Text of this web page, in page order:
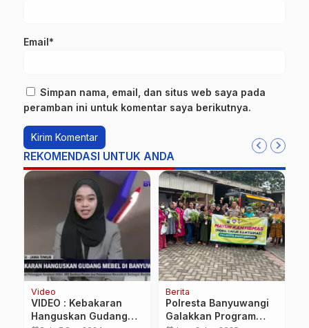
Email*
Simpan nama, email, dan situs web saya pada
peramban ini untuk komentar saya berikutnya.
REKOMENDASI UNTUK ANDA
Video
VIDEO : Kebakaran
Hanguskan Gudang
Berita
Polresta Banyuwangi
Galakkan Program